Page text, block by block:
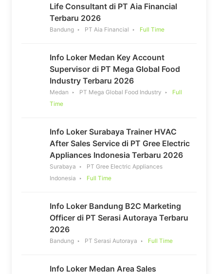
Life Consultant di PT Aia Financial
Terbaru 2026
Bandung PT Aia Financial Full Time
Info Loker Medan Key Account
Supervisor di PT Mega Global Food
Industry Terbaru 2026
Medan PT Mega Global Food Industry
Full
Time
Info Loker Surabaya Trainer HVAC
After Sales Service di PT Gree Electric
Appliances Indonesia Terbaru 2026
Surabaya
PT Gree Electric Appliances
Indonesia
Full Time
Info Loker Bandung B2C Marketing
Officer di PT Serasi Autoraya Terbaru
2026
Bandung PT Serasi Autoraya Full Time
Info Loker Medan Area Sales